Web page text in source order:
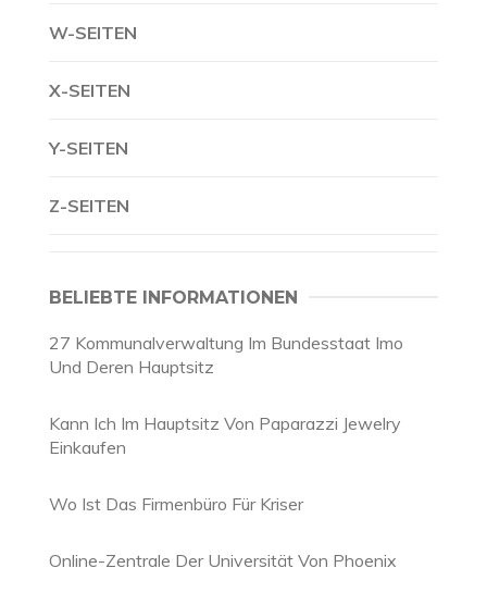
W-SEITEN
X-SEITEN
Y-SEITEN
Z-SEITEN
BELIEBTE INFORMATIONEN
27 Kommunalverwaltung Im Bundesstaat Imo
Und Deren Hauptsitz
Kann Ich Im Hauptsitz Von Paparazzi Jewelry
Einkaufen
Wo Ist Das Firmenbüro Für Kriser
Online-Zentrale Der Universität Von Phoenix